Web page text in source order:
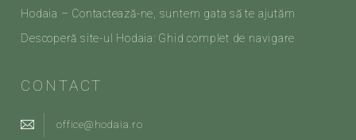
Hodaia – Contactează-ne, suntem gata să te ajutăm
Descoperă site-ul Hodaia: Ghid complet de navigare
CONTACT
office@hodaia.ro